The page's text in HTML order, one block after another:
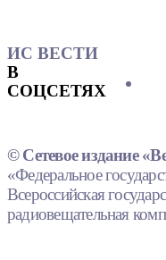
ИС ВЕСТИ
В
СОЦСЕТЯХ
© Сетевое издание
«Федеральное
Всероссийская
радиовещательная